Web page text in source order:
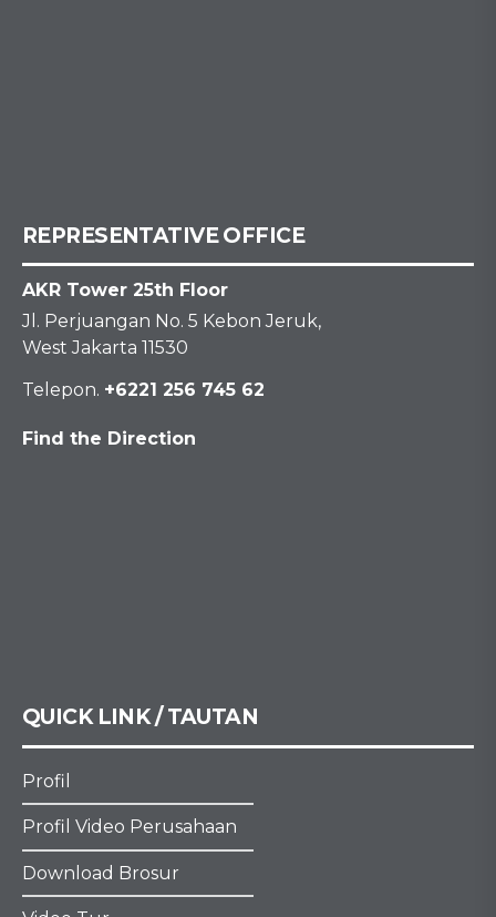
REPRESENTATIVE OFFICE
AKR Tower 25th Floor
Jl. Perjuangan No. 5 Kebon Jeruk,
West Jakarta 11530
Telepon. +6221 256 745 62
Find the Direction
QUICK LINK / TAUTAN
Profil
Profil Video Perusahaan
Download Brosur